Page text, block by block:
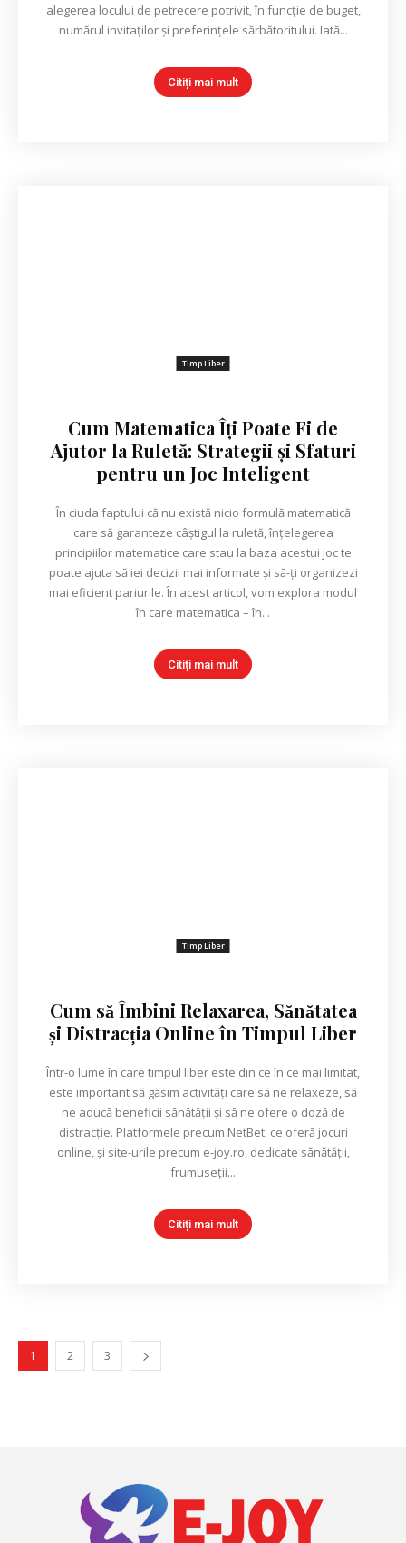
alegerea locului de petrecere potrivit, în funcție de buget,
numărul invitaților și preferințele sărbătoritului. Iată...
Citiți mai mult
Timp Liber
Cum Matematica Îți Poate Fi de
Ajutor la Ruletă: Strategii și Sfaturi
pentru un Joc Inteligent
În ciuda faptului că nu există nicio formulă matematică
care să garanteze câștigul la ruletă, înțelegerea
principiilor matematice care stau la baza acestui joc te
poate ajuta să iei decizii mai informate și să-ți organizezi
mai eficient pariurile. În acest articol, vom explora modul
în care matematica – în...
Citiți mai mult
Timp Liber
Cum să Îmbini Relaxarea, Sănătatea
și Distracția Online în Timpul Liber
Într-o lume în care timpul liber este din ce în ce mai limitat,
este important să găsim activități care să ne relaxeze, să
ne aducă beneficii sănătății și să ne ofere o doză de
distracție. Platformele precum NetBet, ce oferă jocuri
online, și site-urile precum e-joy.ro, dedicate sănătății,
frumuseții...
Citiți mai mult
1 2 3